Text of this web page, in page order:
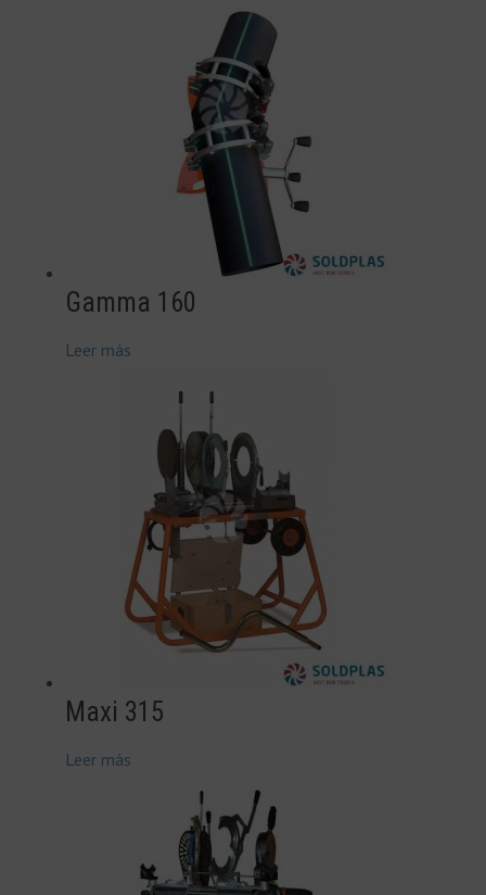
Gamma 160
Leer más
Maxi 315
Leer más